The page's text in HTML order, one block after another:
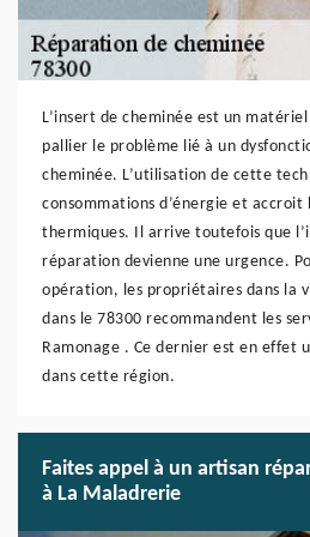
L’insert de cheminée est un
pallier le problème lié à un
cheminée. L’utilisation de cette
consommations d’énergie et accroit
thermiques. Il arrive toutefois que
réparation devienne une urgence.
opération, les propriétaires dans la
dans le 78300 recommandent les
Ramonage . Ce dernier est en effet
dans cette région.
Faites appel à un artisan
à La Maladrerie